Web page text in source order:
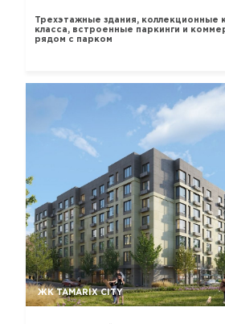
Трехэтажные здания, коллекционные
класса, встроенные паркинги и
рядом с парком
ЖК TAMARIX CITY